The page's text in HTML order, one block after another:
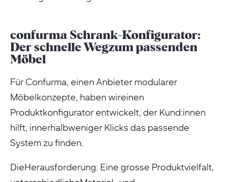
confurma Schrank-Konfigurator:
Der schnelle Wegzum passenden
Möbel
Für Confurma, einen Anbieter modularer
Möbelkonzepte, haben wireinen
Produktkonfigurator entwickelt, der Kund:innen
hilft, innerhalbweniger Klicks das passende
System zu finden.
DieHerausforderung: Eine grosse Produktvielfalt,